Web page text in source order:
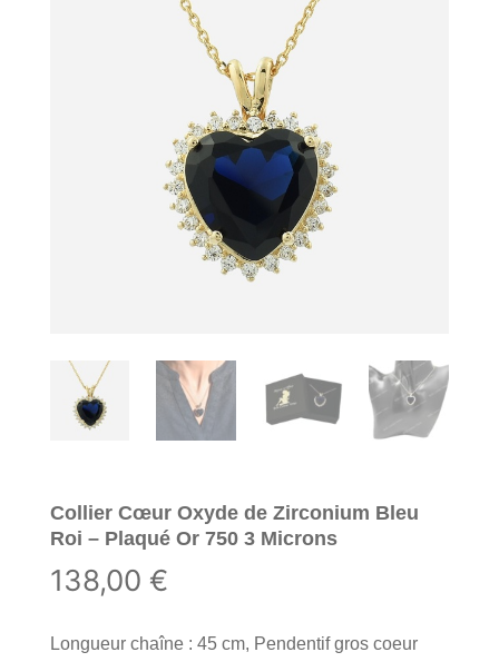
Collier Cœur Oxyde de Zirconium Bleu
Roi – Plaqué Or 750 3 Microns
138,00 €
Longueur chaîne : 45 cm, Pendentif gros coeur